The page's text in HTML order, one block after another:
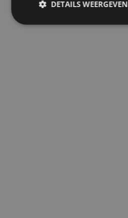
Camos
DETAILS WEERGEVEN